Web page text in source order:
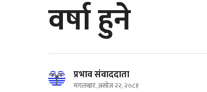
वर्षा हुने
प्रभाव संवाददाता
मंगलबार, असोज २२, २०८१